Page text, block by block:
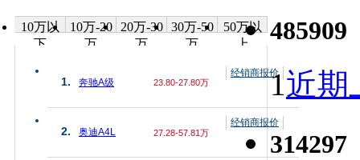
10万以
下
10万-20
万
20万-30
万
30万-50
万
50万以
上
1. 奔驰A级 23.80-27.80万
经销商报价
2. 奥迪A4L 27.28-57.81万
经销商报价
485909
1近期
314297